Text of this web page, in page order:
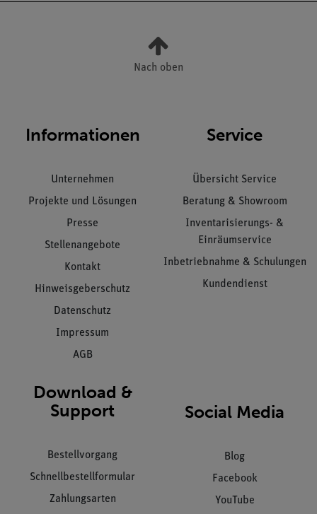
Nach oben
Informationen
Unternehmen
Projekte und Lösungen
Presse
Stellenangebote
Kontakt
Hinweisgeberschutz
Datenschutz
Impressum
AGB
Service
Übersicht Service
Beratung & Showroom
Inventarisierungs- &
Einräumservice
Inbetriebnahme & Schulungen
Kundendienst
Download &
Support
Bestellvorgang
Schnellbestellformular
Zahlungsarten
Social Media
Blog
Facebook
YouTube